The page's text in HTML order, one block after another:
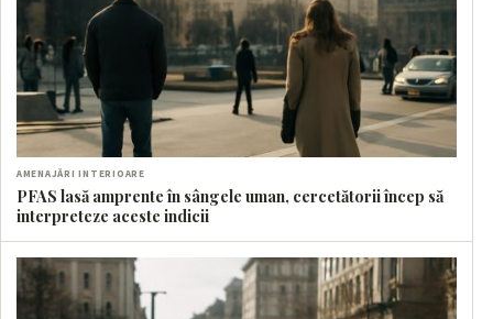
AMENAJĂRI INTERIOARE
PFAS lasă amprente în sângele uman, cercetătorii încep să
interpreteze aceste indicii